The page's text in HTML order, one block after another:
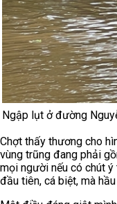
Ngập lụt ở đường
Chợt thấy thương cho
vùng trũng đang phải
mọi người nếu có chút
đầu tiên, cá biệt, mà